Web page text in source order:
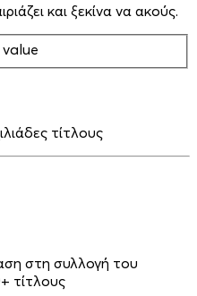
και ξεκίνα να ακούς.
τίτλους
στη συλλογή του
τίτλους